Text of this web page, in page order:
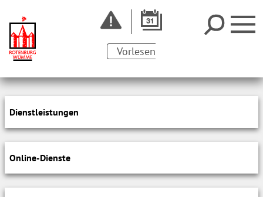
Vorlesen
Dienstleistungen
Online-Dienste